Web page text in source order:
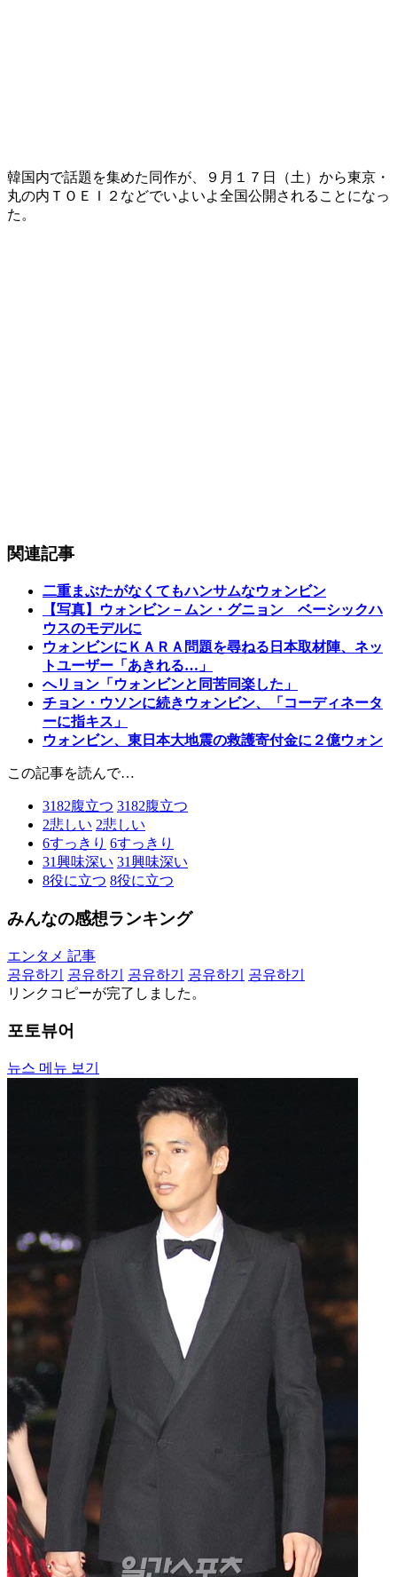
韓国内で話題を集めた同作が、９月１７日（土）から東京・
丸の内ＴＯＥＩ２などでいよいよ全国公開されることになっ
た。
関連記事
二重まぶたがなくてもハンサムなウォンビン
【写真】ウォンビン－ムン・グニョン ベーシックハ
ウスのモデルに
ウォンビンにＫＡＲＡ問題を尋ねる日本取材陣、ネッ
トユーザー「あきれる…」
へリョン「ウォンビンと同苦同楽した」
チョン・ウソンに続きウォンビン、「コーディネータ
ーに指キス」
ウォンビン、東日本大地震の救護寄付金に２億ウォン
この記事を読んで…
3182腹立つ 3182腹立つ
2悲しい 2悲しい
6すっきり 6すっきり
31興味深い 31興味深い
8役に立つ 8役に立つ
みんなの感想ランキング
エンタメ 記事
공유하기
공유하기 공유하기 공유하기
공유하기
リンクコピーが完了しました。
포토뷰어
뉴스 메뉴 보기